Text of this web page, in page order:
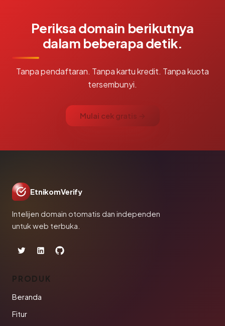
Periksa domain berikutnya
dalam beberapa detik.
Tanpa pendaftaran. Tanpa kartu kredit. Tanpa kuota
tersembunyi.
Mulai cek gratis →
EtnikomVerify
Intelijen domain otomatis dan independen
untuk web terbuka.
PRODUK
Beranda
Fitur